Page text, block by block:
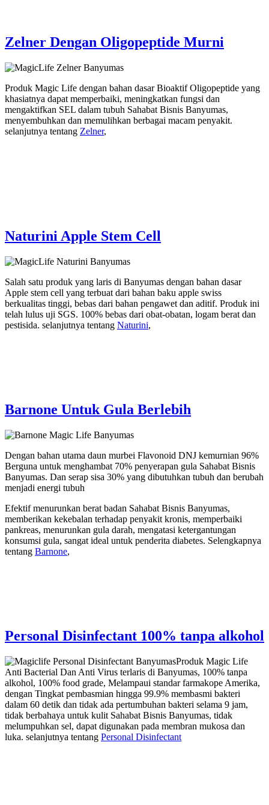
Zelner Dengan Oligopeptide Murni
Produk Magic Life dengan bahan dasar Bioaktif Oligopeptide yang
khasiatnya dapat memperbaiki, meningkatkan fungsi dan
mengaktifkan SEL dalam tubuh Sahabat Bisnis Banyumas,
menyembuhkan dan memulihkan berbagai macam penyakit.
selanjutnya tentang Zelner,
Naturini Apple Stem Cell
Salah satu produk yang laris di Banyumas dengan bahan dasar
Apple stem cell yang terbuat dari bahan baku apple swiss
berkualitas tinggi, bebas dari bahan pengawet dan aditif. Produk ini
telah lulus uji SGS. 100% bebas dari obat-obatan, logam berat dan
pestisida. selanjutnya tentang Naturini,
Barnone Untuk Gula Berlebih
Dengan bahan utama daun murbei Flavonoid DNJ kemurnian 96%
Berguna untuk menghambat 70% penyerapan gula Sahabat Bisnis
Banyumas. Dan serap sisa 30% yang dibutuhkan tubuh dan berubah
menjadi energi tubuh
Efektif menurunkan berat badan Sahabat Bisnis Banyumas,
memberikan kekebalan terhadap penyakit kronis, memperbaiki
pankreas, menurunkan gula darah, mengatasi ketergantungan
konsumsi gula, sangat ideal untuk penderita diabetes. Selengkapnya
tentang Barnone,
Personal Disinfectant 100% tanpa alkohol
Produk Magic Life
Anti Bacterial Dan Anti Virus terlaris di Banyumas, 100% tanpa
alkohol, 100% food grade, Melampaui standar farmakope Amerika,
dengan Tingkat pembasmian hingga 99.9% membasmi bakteri
dalam 60 detik dan tidak ada pertumbuhan bakteri selama 9 jam,
tidak berbahaya untuk kulit Sahabat Bisnis Banyumas, tidak
melumpuhkan sel, dapat digunakan pada membran mukosa dan
luka. selanjutnya tentang Personal Disinfectant